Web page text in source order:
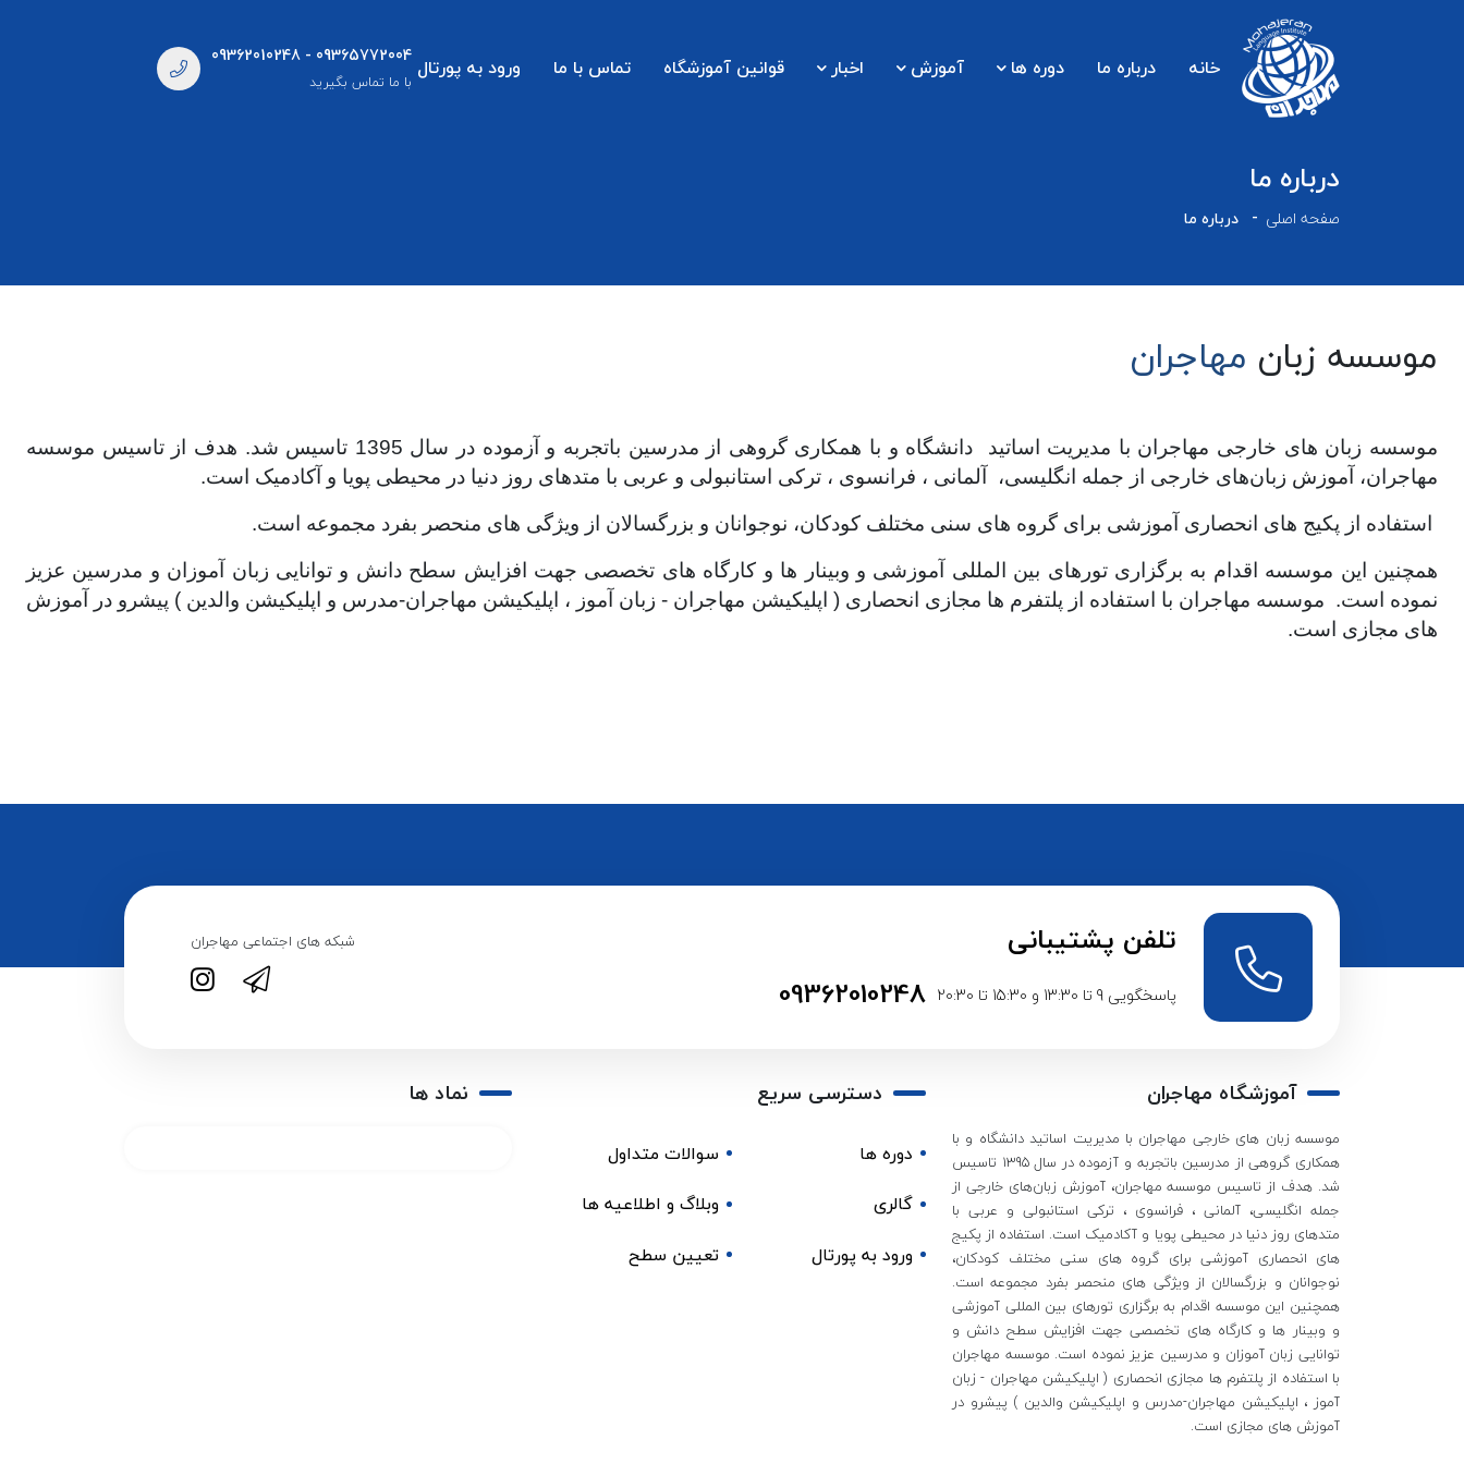
خانه درباره ما دوره ها آموزش اخبار قوانین آموزشگاه تماس با ما ورود به پورتال
09362010248 - 09365772004
با ما تماس بگیرید
درباره ما
صفحه اصلی درباره ما
موسسه زبان مهاجران
موسسه زبان های خارجی مهاجران با مدیریت اساتید دانشگاه و با همکاری گروهی از مدرسین باتجربه و آزموده در سال 1395 تاسیس شد. هدف از تاسیس موسسه
مهاجران، آموزش زبان‌های خارجی از جمله انگلیسی، آلمانی ، فرانسوی ، ترکی استانبولی و عربی با متدهای روز دنیا در محیطی پویا و آکادمیک است.
استفاده از پکیج های انحصاری آموزشی برای گروه های سنی مختلف کودکان، نوجوانان و بزرگسالان از ویژگی های منحصر بفرد مجموعه است.
همچنین این موسسه اقدام به برگزاری تورهای بین المللی آموزشی و وبینار ها و کارگاه های تخصصی جهت افزایش سطح دانش و توانایی زبان آموزان و مدرسین عزیز
نموده است. موسسه مهاجران با استفاده از پلتفرم ها مجازی انحصاری ( اپلیکیشن مهاجران - زبان آموز ، اپلیکیشن مهاجران-مدرس و اپلیکیشن والدین ) پیشرو در آموزش
های مجازی است.
تلفن پشتیبانی
پاسخگویی 9 تا 13:30 و 15:30 تا 20:30 09362010248
شبکه های اجتماعی مهاجران
آموزشگاه مهاجران
موسسه زبان های خارجی مهاجران با مدیریت اساتید دانشگاه و با
همکاری گروهی از مدرسین باتجربه و آزموده در سال 1395 تاسیس
شد. هدف از تاسیس موسسه مهاجران، آموزش زبان‌های خارجی از
جمله انگلیسی، آلمانی ، فرانسوی ، ترکی استانبولی و عربی با
متدهای روز دنیا در محیطی پویا و آکادمیک است. استفاده از پکیج
های انحصاری آموزشی برای گروه های سنی مختلف کودکان،
نوجوانان و بزرگسالان از ویژگی های منحصر بفرد مجموعه است.
همچنین این موسسه اقدام به برگزاری تورهای بین المللی آموزشی
و وبینار ها و کارگاه های تخصصی جهت افزایش سطح دانش و
توانایی زبان آموزان و مدرسین عزیز نموده است. موسسه مهاجران
با استفاده از پلتفرم ها مجازی انحصاری ( اپلیکیشن مهاجران - زبان
آموز ، اپلیکیشن مهاجران-مدرس و اپلیکیشن والدین ) پیشرو در
آموزش های مجازی است.
دسترسی سریع
دوره ها
سوالات متداول
گالری
وبلاگ و اطلاعیه ها
ورود به پورتال
تعیین سطح
نماد ها